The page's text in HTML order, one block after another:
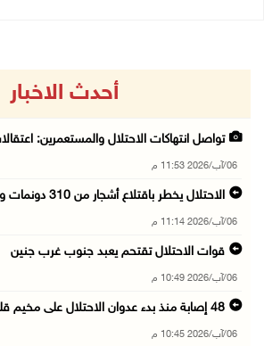
أحدث الاخبار
تواصل انتهاكات الاحتلال والمستعمرين:
06/آب/2026 11:53 م
الاحتلال يخطر باقتلاع أشجار من 310 دونمات وال ...
06/آب/2026 11:14 م
قوات الاحتلال تقتحم يعبد جنوب غرب جنين
06/آب/2026 10:49 م
48 إصابة منذ بدء عدوان الاحتلال على مخيم قلند ...
06/آب/2026 10:45 م